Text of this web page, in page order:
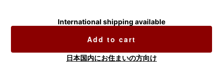
International shipping available
Add to cart
日本国内にお住まいの方向け